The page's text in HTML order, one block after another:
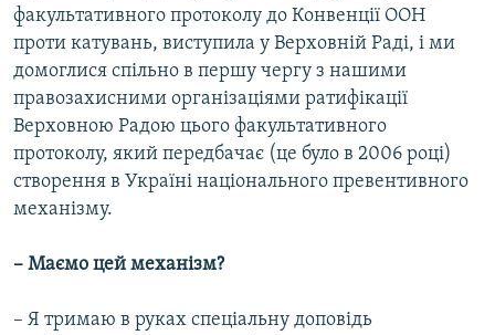
факультативного протоколу до Конвенції ООН
проти катувань, виступила у Верховній Раді, і ми
домоглися спільно в першу чергу з нашими
правозахисними організаціями ратифікації
Верховною Радою цього факультативного
протоколу, який передбачає (це було в 2006 році)
створення в Україні національного превентивного
механізму.
– Маємо цей механізм?
– Я тримаю в руках спеціальну доповідь